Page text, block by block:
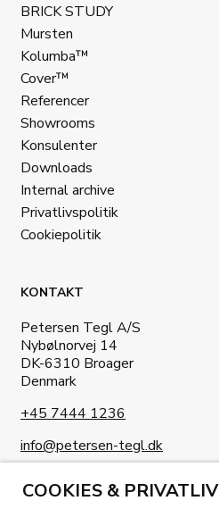
COOKIES & PRIVATLIV
BRICK STUDY
Mursten
Kolumba™
Cover™
Referencer
Showrooms
Konsulenter
Downloads
Internal archive
Privatlivspolitik
Cookiepolitik
KONTAKT
Petersen Tegl A/S
Nybølnorvej 14
DK-6310 Broager
Denmark
+45 7444 1236
info@petersen-tegl.dk